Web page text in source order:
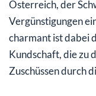
Österreich, der
Vergünstigungen
charmant ist dabei
Kundschaft, die zu
Zuschüssen durch